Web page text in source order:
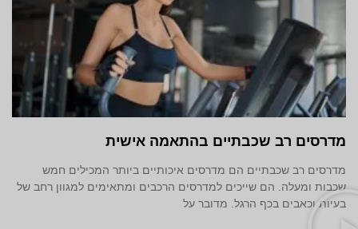
מדרסים רב שכבתיים בהתאמה אישית
מדרסים רב שכבתיים הם מדרסים איכותיים ביותר המכילים חמש
שכבות ומעלה. הם שייכים למדרסים הרכבים ומתאימים למגוון רחב של
בעיות וכאבים בכף הרגל. מדובר על